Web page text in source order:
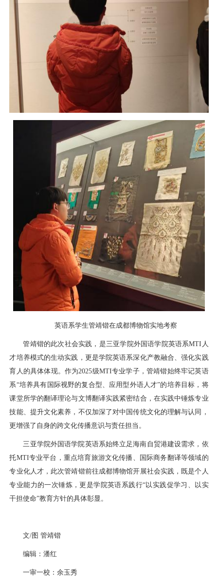
英语系学生管靖锴在成都博物馆实地考察
管靖锴的此次社会实践，是三亚学院外国语学院英语系MTI人
才培养模式的生动实践，更是学院英语系深化产教融合、强化实践
育人的具体体现。作为2025级MTI专业学子，管靖锴始终牢记英语
系“培养具有国际视野的复合型、应用型外语人才”的培养目标，将
课堂所学的翻译理论与文博翻译实践紧密结合，在实践中锤炼专业
技能、提升文化素养，不仅加深了对中国传统文化的理解与认同，
更增强了自身的跨文化传播意识与责任担当。
三亚学院外国语学院英语系始终立足海南自贸港建设需求，依
托MTI专业平台，重点培育旅游文化传播、国际商务翻译等领域的
专业化人才，此次管靖锴前往成都博物馆开展社会实践，既是个人
专业能力的一次锤炼，更是学院英语系践行“以实践促学习、以实
干担使命”教育方针的具体彰显。
文/图 管靖锴
编辑：潘红
一审一校：余玉秀